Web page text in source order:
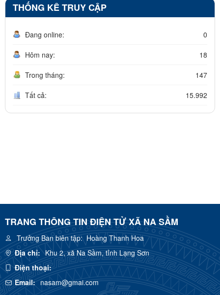
THỐNG KÊ TRUY CẬP
Đang online: 0
Hôm nay: 18
Trong tháng: 147
Tất cả: 15.992
TRANG THÔNG TIN ĐIỆN TỬ XÃ NA SẦM
Trưởng Ban biên tập:Hoàng Thanh Hoa
Địa chỉ: Khu 2, xã Na Sầm, tỉnh Lạng Sơn
Điện thoại:
Email: nasam@gmai.com